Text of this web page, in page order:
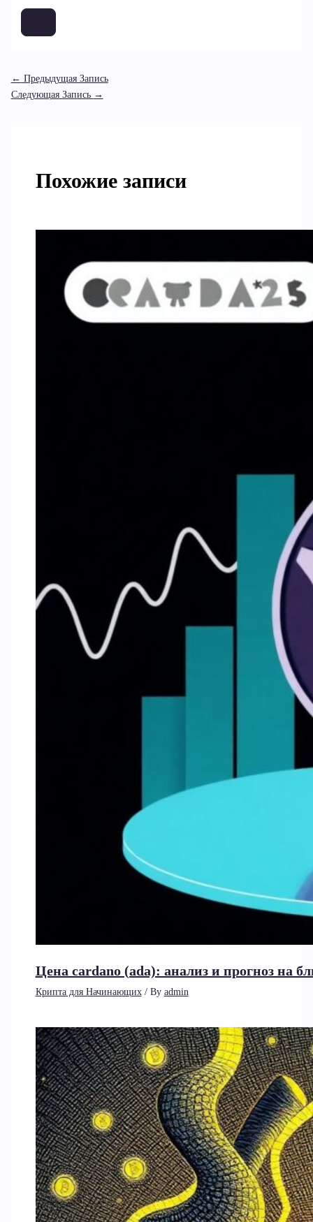
← Предыдущая Запись
Следующая Запись →
Похожие записи
Цена cardano (ada): анализ и прогноз на
Крипта для Начинающих/ By admin